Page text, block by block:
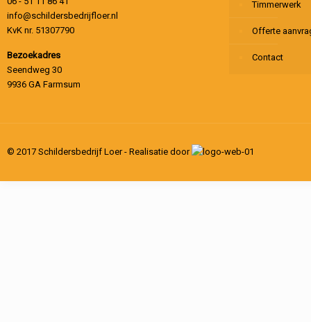
info@schildersbedrijfloer.nl
KvK nr. 51307790
Bezoekadres
Seendweg 30
9936 GA Farmsum
Timmerwerk
Offerte
Contact
© 2017 Schildersbedrijf Loer - Realisatie door